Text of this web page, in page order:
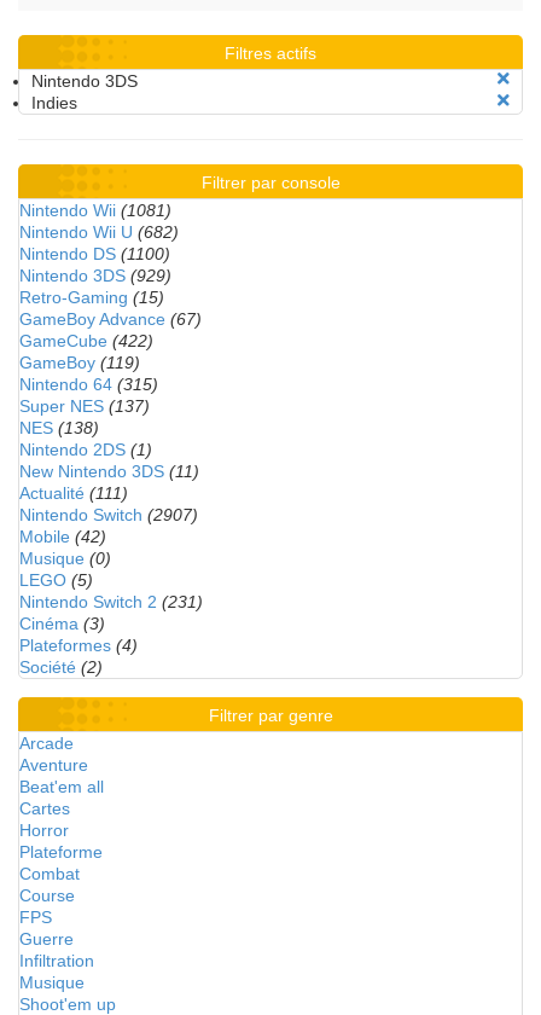
Filtres actifs
Nintendo 3DS
Indies
Filtrer par console
Nintendo Wii (1081)
Nintendo Wii U (682)
Nintendo DS (1100)
Nintendo 3DS (929)
Retro-Gaming (15)
GameBoy Advance (67)
GameCube (422)
GameBoy (119)
Nintendo 64 (315)
Super NES (137)
NES (138)
Nintendo 2DS (1)
New Nintendo 3DS (11)
Actualité (111)
Nintendo Switch (2907)
Mobile (42)
Musique (0)
LEGO (5)
Nintendo Switch 2 (231)
Cinéma (3)
Plateformes (4)
Société (2)
Filtrer par genre
Arcade
Aventure
Beat'em all
Cartes
Horror
Plateforme
Combat
Course
FPS
Guerre
Infiltration
Musique
Shoot'em up